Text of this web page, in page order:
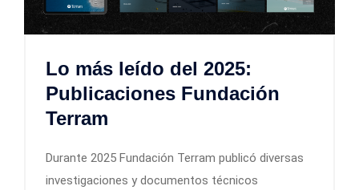
Lo más leído del 2025:
Publicaciones Fundación
Terram
Durante 2025 Fundación Terram publicó diversas
investigaciones y documentos técnicos